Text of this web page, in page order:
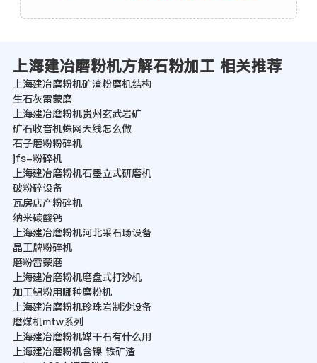
上海建冶磨粉机方解石粉加工 相关推荐
上海建冶磨粉机矿渣粉磨机结构
生石灰雷蒙磨
上海建冶磨粉机贵州玄武岩矿
矿石收音机蛛网天线怎么做
石子磨粉粉碎机
jfs-粉碎机
上海建冶磨粉机石墨立式研磨机
破粉碎设备
瓦房店产粉碎机
纳米碳酸钙
上海建冶磨粉机河北采石场设备
晶工牌粉碎机
磨粉雷蒙磨
上海建冶磨粉机磨盘式打沙机
加工铝粉用哪种磨粉机
上海建冶磨粉机珍珠岩制沙设备
磨煤机mtw系列
上海建冶磨粉机媒干石有什么用
上海建冶磨粉机含镍 铁矿渣